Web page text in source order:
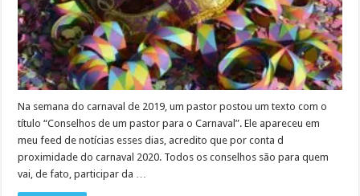
Na semana do carnaval de 2019, um pastor postou um texto com o
título “Conselhos de um pastor para o Carnaval”. Ele apareceu em
meu feed de notícias esses dias, acredito que por conta d
proximidade do carnaval 2020. Todos os conselhos são para quem
vai, de fato, participar da …